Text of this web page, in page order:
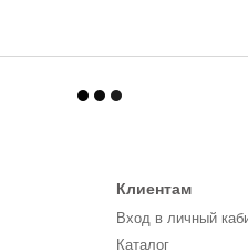
Клиентам
Вход в личный
Каталог